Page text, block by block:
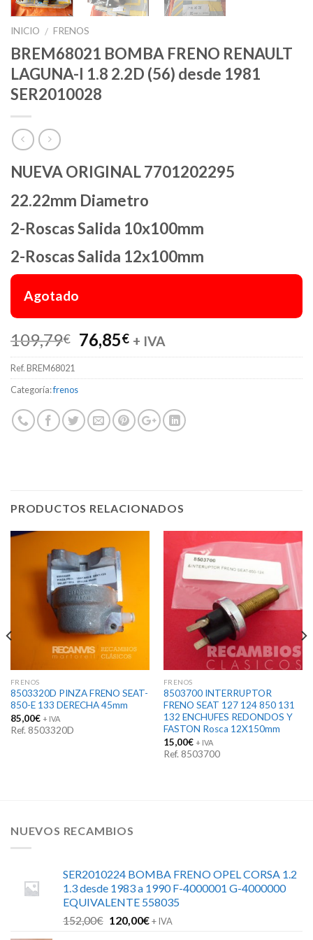
INICIO / FRENOS
BREM68021 BOMBA FRENO RENAULT
LAGUNA-I 1.8 2.2D (56) desde 1981
SER2010028
NUEVA ORIGINAL 7701202295
22.22mm Diametro
2-Roscas Salida 10x100mm
2-Roscas Salida 12x100mm
Agotado
109,79€ El
precio
109,79€.
76,85€El
precio
76,85€.
+ IVA
Ref.BREM68021
Categoría:frenos
PRODUCTOS RELACIONADOS
FRENOS
8503320D PINZA FRENO SEAT-
850-E 133 DERECHA 45mm
85,00€ + IVA
Ref. 8503320D
FRENOS
8503700 INTERRUPTOR
FRENO SEAT 127 124 850 131
132 ENCHUFES REDONDOS Y
FASTON Rosca 12X150mm
15,00€ + IVA
Ref. 8503700
NUEVOS RECAMBIOS
SER2010224 BOMBA FRENO OPEL CORSA 1.2
1.3 desde 1983 a 1990 F-4000001 G-4000000
EQUIVALENTE 558035
152,00€ El
120,00€El+ IVA